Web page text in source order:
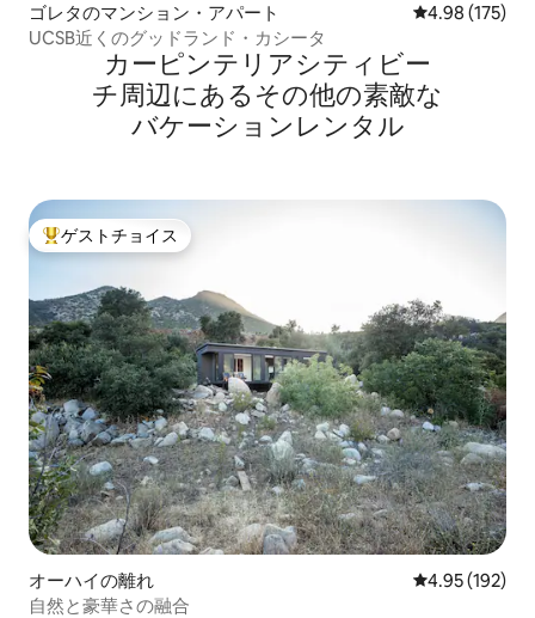
ゴレタのマンション・アパート レビュー175
4.98 (175)
UCSB近くのグッドランド・カシータ
カーピンテリアシティビー
チ⁠周⁠辺⁠に⁠あ⁠るそ⁠の⁠他⁠の素⁠敵⁠な
バ⁠ケ⁠ー⁠シ⁠ョ⁠ン⁠レ⁠ン⁠タ⁠ル
大好評のゲストチョイスです。
ゲストチョイス
オーハイの離れ レビュー192
4.95 (192)
自然と豪華さの融合